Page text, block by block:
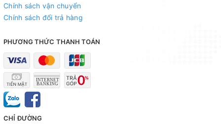
Chính sách vận chuyển
Chính sách đổi trả hàng
PHƯƠNG THỨC THANH TOÁN
CHỈ ĐƯỜNG